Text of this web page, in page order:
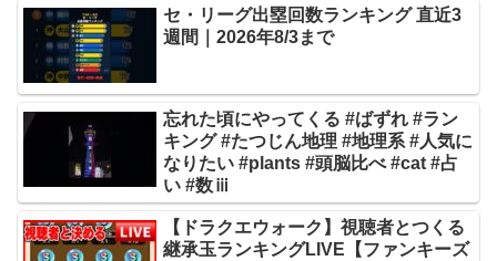
セ・リーグ出塁回数ランキング 直近3
週間｜2026年8/3まで
忘れた頃にやってくる #ばずれ #ラン
キング #たつじん地理 #地理系 #人気に
なりたい #plants #頭脳比べ #cat #占
い #数ⅲ
【ドラクエウォーク】視聴者とつくる
継承玉ランキングLIVE【ファンキーズ